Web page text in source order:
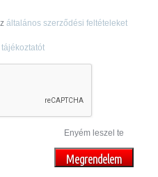
általános szerződési feltételeket
Enyém leszel te